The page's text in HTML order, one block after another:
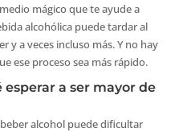
mágico que te ayude a
alcohólica puede tardar al
y a veces incluso más. Y no hay
ese proceso sea más rápido.
a ser mayor de
alcohol puede dificultar